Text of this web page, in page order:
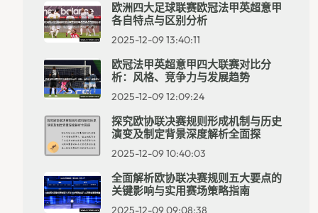
欧洲四大足球联赛欧冠法甲英超意甲
各自特点与区别分析
2025-12-09 13:40:11
欧冠法甲英超意甲四大联赛对比分
析：风格、竞争力与发展趋势
2025-12-09 12:09:24
探究欧协联决赛规则形成机制与历史
演变及制定背景深度解析全面探
2025-12-09 10:40:03
全面解析欧协联决赛规则五大要点的
关键影响与实用赛场策略指南